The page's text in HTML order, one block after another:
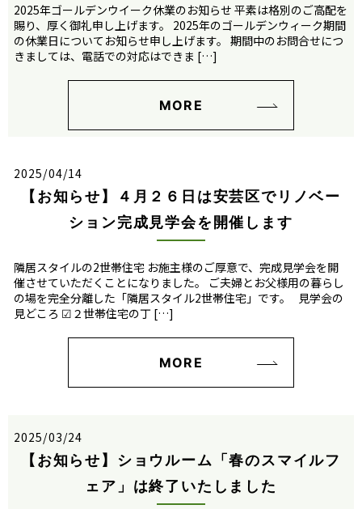
2025年ゴールデンウイーク休業のお知らせ 平素は格別のご高配を
賜り、厚く御礼申し上げます。 2025年のゴールデンウィーク期間
の休業日についてお知らせ申し上げます。 期間中のお問合せにつ
きましては、電話での対応はできま […]
MORE
2025/04/14
【お知らせ】４月２６日は安芸区でリノベー
ション完成見学会を開催します
隣居スタイルの2世帯住宅 お施主様のご厚意で、完成見学会を開
催させていただくことになりました。 ご夫婦とお父様用の暮らし
の場を完全分離した「隣居スタイル2世帯住宅」です。 見学会の
見どころ ☑２世帯住宅の丁 […]
MORE
2025/03/24
【お知らせ】ショウルーム「春のスマイルフ
ェア」は終了いたしました